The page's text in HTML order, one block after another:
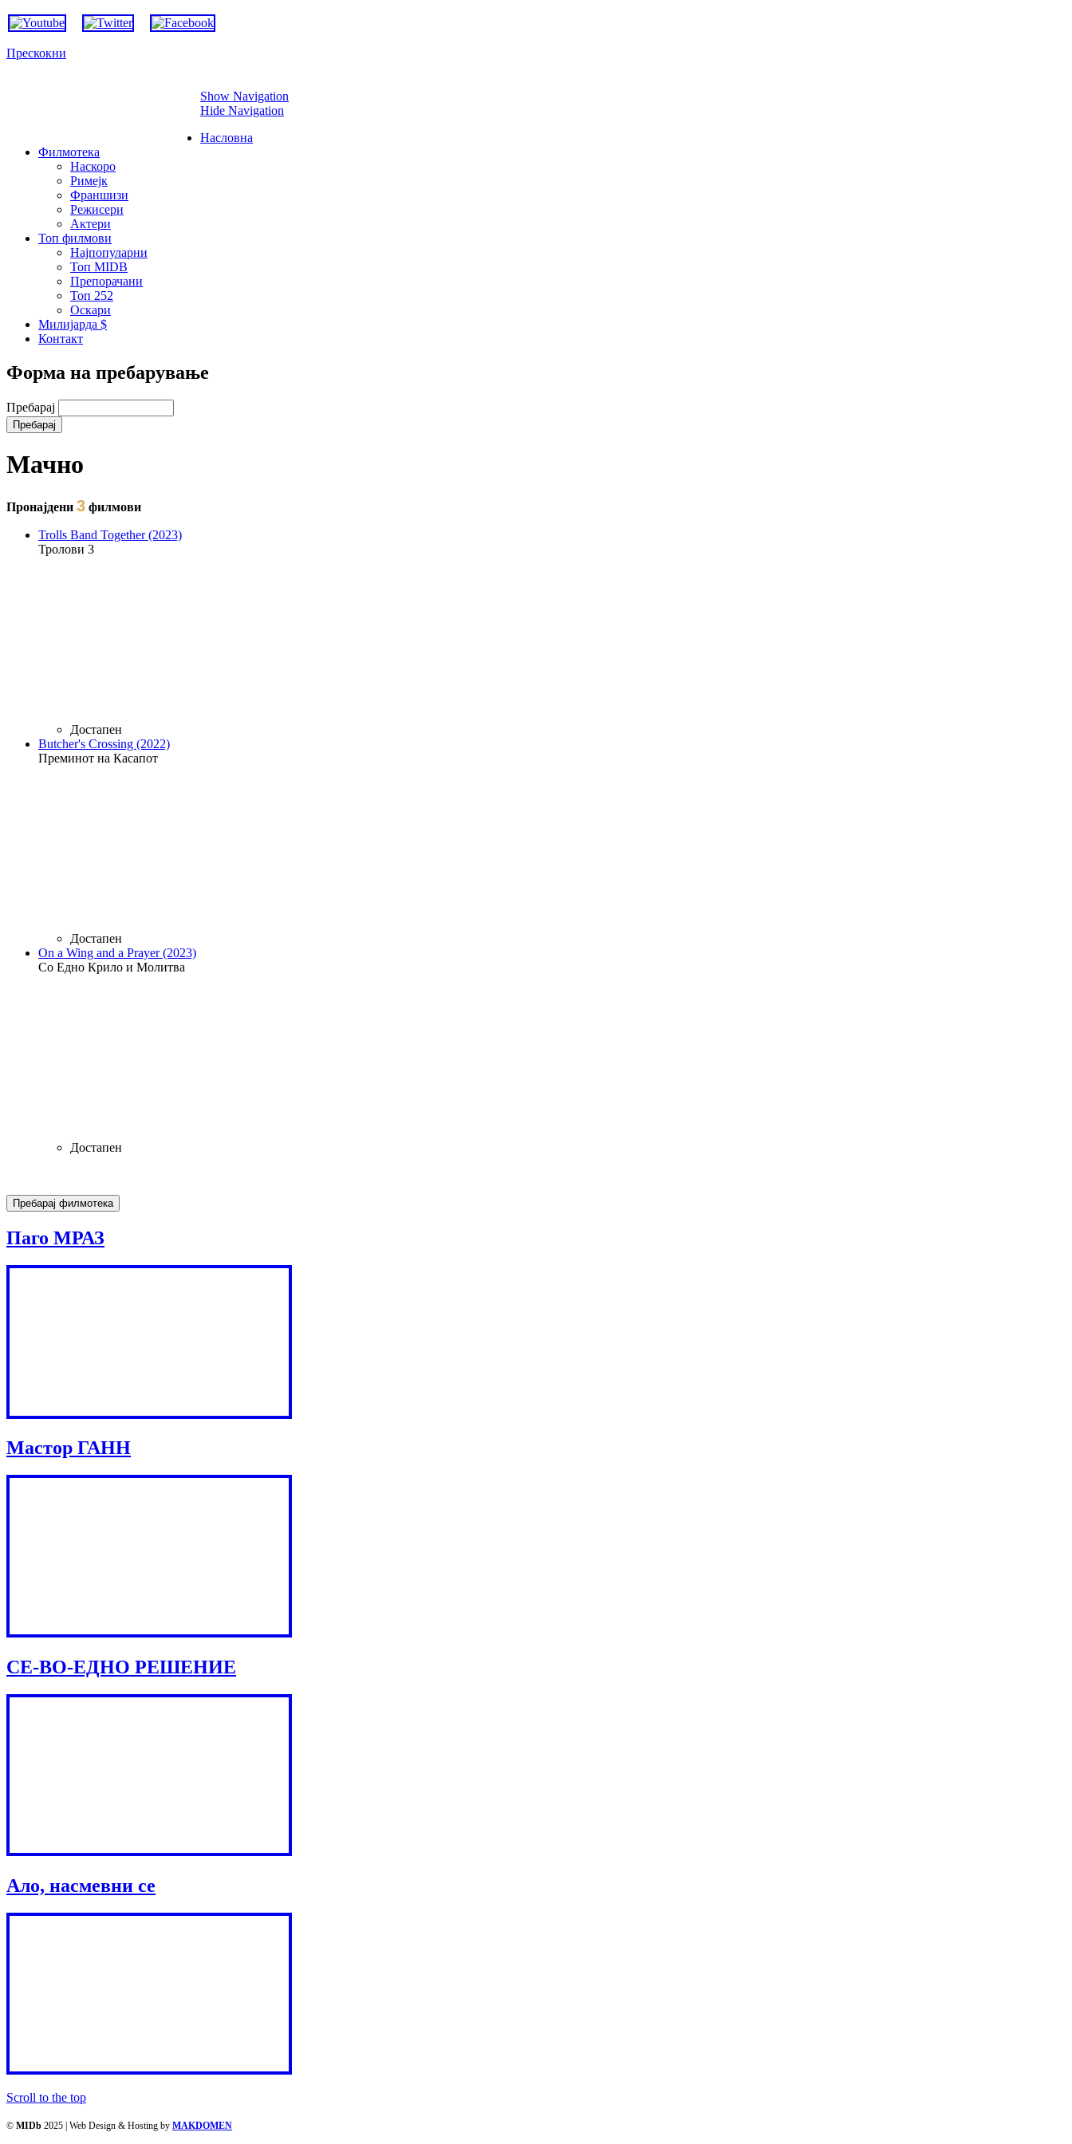
Прескокни
Show Navigation
Hide Navigation
Насловна
Филмотека
Наскоро
Римејк
Франшизи
Режисери
Актери
Топ филмови
Најпопуларни
Топ MIDB
Препорачани
Топ 252
Оскари
Милијарда $
Контакт
Форма на пребарување
Пребарај
Мачно
Пронајдени 3 филмови
Trolls Band Together (2023)
Тролови 3
Достапен
Butcher's Crossing (2022)
Преминот на Касапот
Достапен
On a Wing and a Prayer (2023)
Со Едно Крило и Молитва
Достапен
Паго МРАЗ
Мастор ГАНН
СЕ-ВО-ЕДНО РЕШЕНИЕ
Ало, насмевни се
Scroll to the top
© MIDb 2025 | Web Design & Hosting by MAKDOMEN